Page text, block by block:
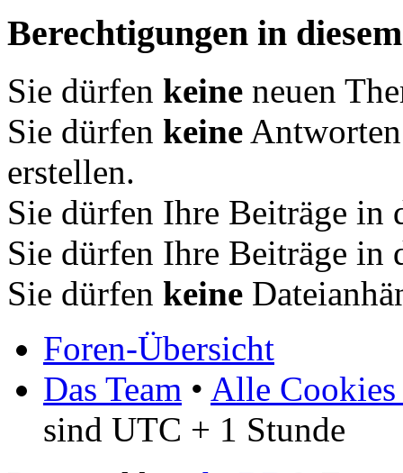
Berechtigungen in
Sie dürfen keine neuen
Sie dürfen keine
erstellen.
Sie dürfen Ihre Beiträge in
Sie dürfen Ihre Beiträge in
Sie dürfen keine
Foren-Übersicht
Das Team • Alle Cookies
sind UTC + 1 Stunde